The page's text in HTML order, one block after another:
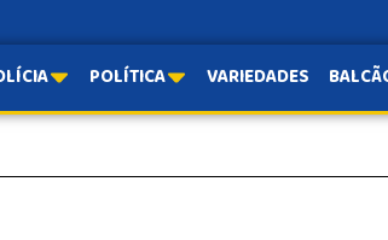
POLÍTICA VARIEDADES